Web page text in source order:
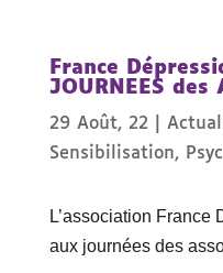
France
JOURNEES des
29 Août, 22|
Sensibilisation,
L’association France
aux journées des